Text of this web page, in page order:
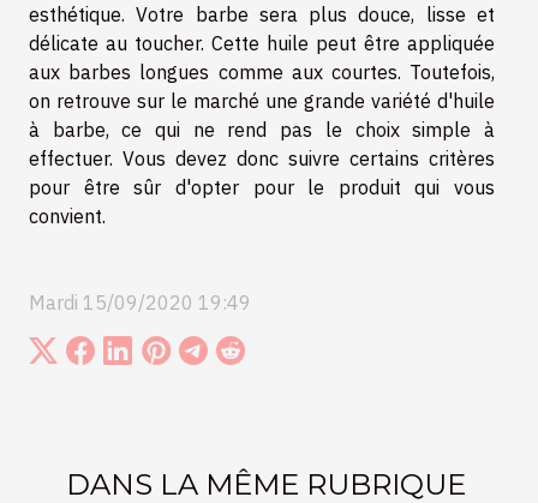
esthétique. Votre barbe sera plus douce, lisse et
délicate au toucher. Cette huile peut être appliquée
aux barbes longues comme aux courtes. Toutefois,
on retrouve sur le marché une grande variété d'huile
à barbe, ce qui ne rend pas le choix simple à
effectuer. Vous devez donc suivre certains critères
pour être sûr d'opter pour le produit qui vous
convient.
Mardi 15/09/2020 19:49
DANS LA MÊME RUBRIQUE